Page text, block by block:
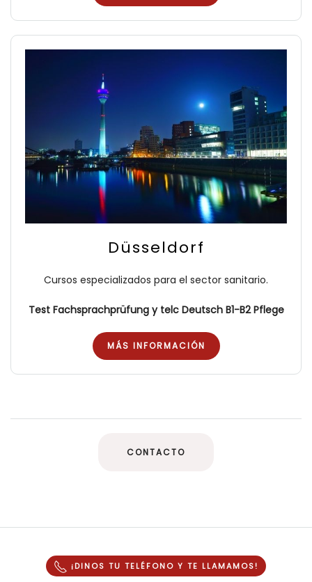
Düsseldorf
Cursos especializados para el sector sanitario.
Test Fachsprachprüfung y telc Deutsch B1-B2 Pflege
MÁS INFORMACIÓN
CONTACTO
¡DINOS TU TELÉFONO Y TE LLAMAMOS!